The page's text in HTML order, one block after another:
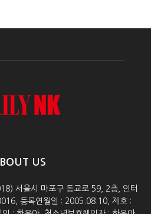
US
서울시 마포구 동교로 59, 2층, 인터
등록연월일 : 2005.08.10, 제호 :